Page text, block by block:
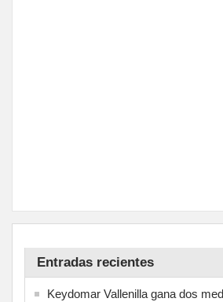
Entradas recientes
Keydomar Vallenilla gana dos